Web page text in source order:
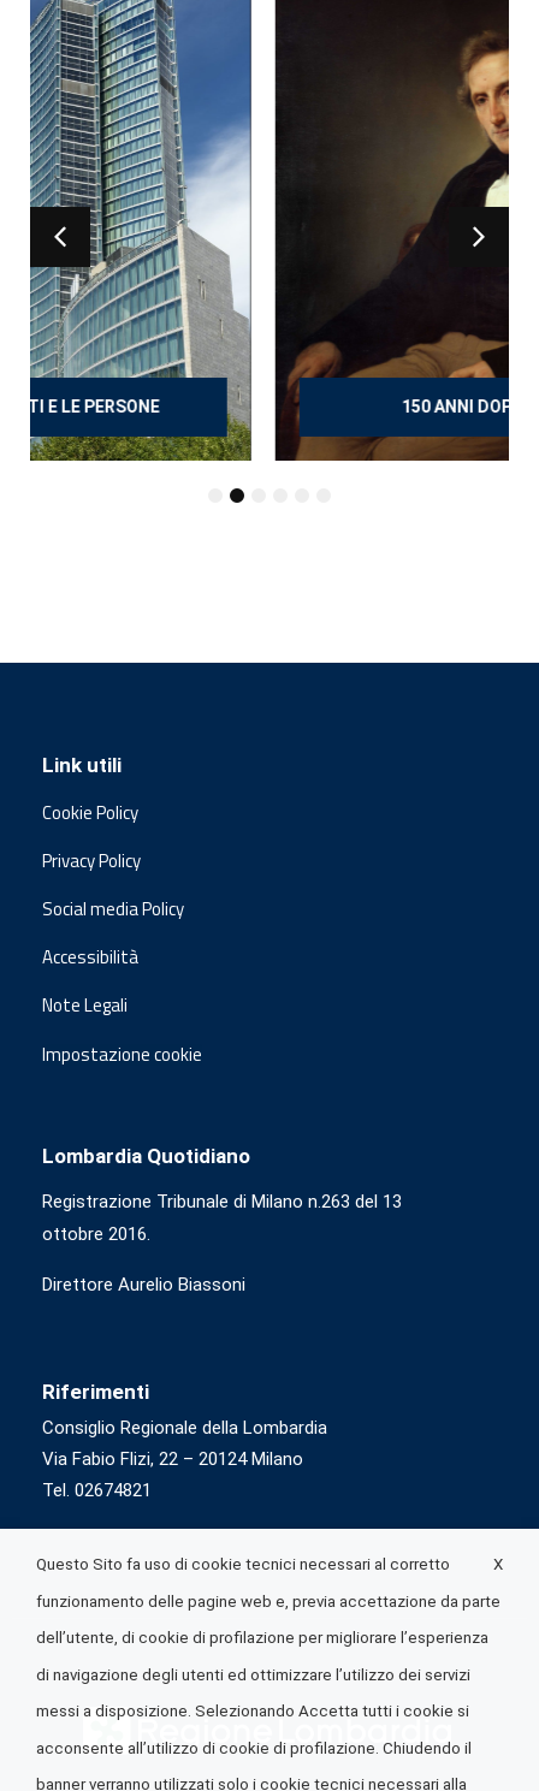
150 ANNI DOPO MANZONI
Link utili
Cookie Policy
Privacy Policy
Social media Policy
Accessibilità
Note Legali
Impostazione cookie
Lombardia Quotidiano
Registrazione Tribunale di Milano n.263 del 13
ottobre 2016.
Direttore Aurelio Biassoni
Riferimenti
Consiglio Regionale della Lombardia
Via Fabio Flizi, 22 – 20124 Milano
Tel. 02674821
X
Questo Sito fa uso di cookie tecnici necessari al corretto
funzionamento delle pagine web e, previa accettazione da parte
dell’utente, di cookie di profilazione per migliorare l’esperienza
di navigazione degli utenti ed ottimizzare l’utilizzo dei servizi
messi a disposizione. Selezionando Accetta tutti i cookie si
acconsente all’utilizzo di cookie di profilazione. Chiudendo il
banner verranno utilizzati solo i cookie tecnici necessari alla